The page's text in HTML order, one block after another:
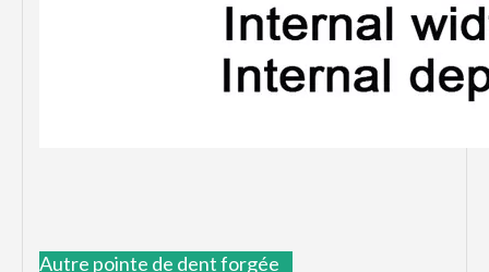
Autre pointe de dent forgée